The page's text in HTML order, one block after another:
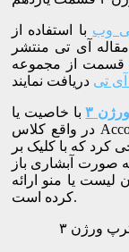
وب با استفاده از
مقاله آی تی منتشر
قسمت از مجموعه
تی
۳
با خاصیت یا
در واقع کلاس Accordion آشنا می شوید. به کمک این کلاس می
کرد که با کلیک بر
صورت آبشاری باز
یا منو ارائه
کرده است.
ورژن ۳